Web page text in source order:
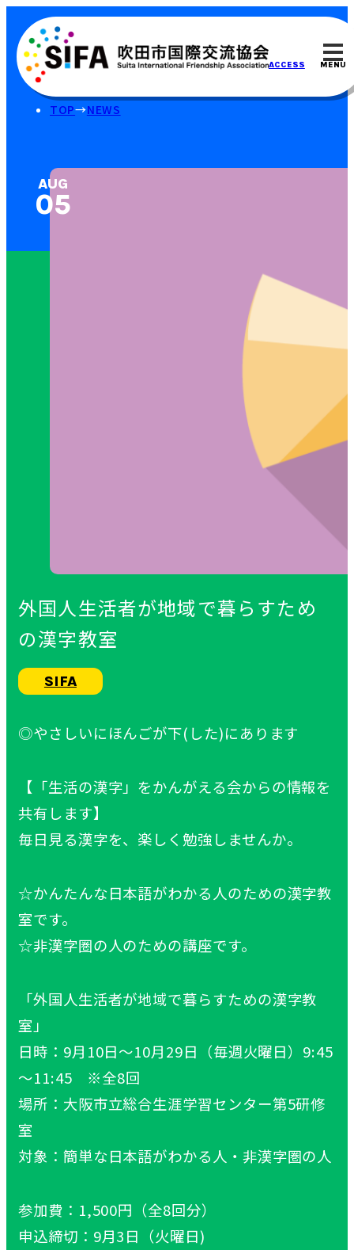
ACCESS MENU
TOP NEWS
AUG
05⁠
外国人生活者が地域で暮らすため
の漢字教室
SIFA
◎やさしいにほんごが下(した)にあります
【「生活の漢字」をかんがえる会からの情報を
共有します】
毎日見る漢字を、楽しく勉強しませんか。
☆かんたんな日本語がわかる人のための漢字教
室です。
☆非漢字圏の人のための講座です。
「外国人生活者が地域で暮らすための漢字教
室」
日時：9月10日～10月29日（毎週火曜日）9:45
～11:45 ※全8回
場所：大阪市立総合生涯学習センター第5研修
室
対象：簡単な日本語がわかる人・非漢字圏の人
参加費：1,500円（全8回分）
申込締切：9月3日（火曜日)